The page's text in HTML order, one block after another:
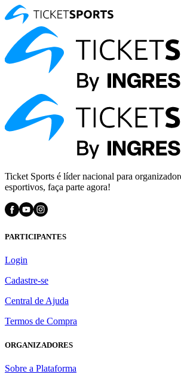
Ticket Sports é líder nacional para
esportivos, faça parte agora!
PARTICIPANTES
Login
Cadastre-se
Central de Ajuda
Termos de Compra
ORGANIZADORES
Sobre a Plataforma